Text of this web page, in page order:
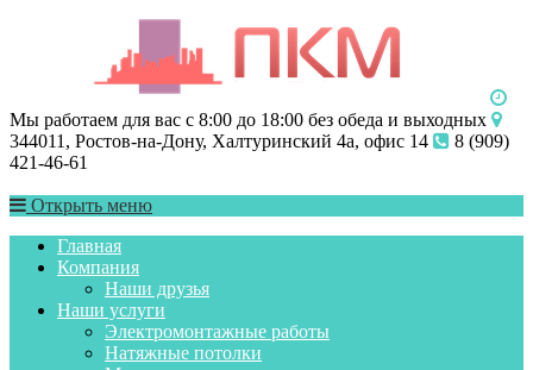
Мы работаем для вас с 8:00 до 18:00 без обеда и выходных
344011, Ростов-на-Дону, Халтуринский 4а, офис 14
8 (909)
421-46-61
Открыть меню
Главная
Компания
Наши друзья
Наши услуги
Электромонтажные работы
Натяжные потолки